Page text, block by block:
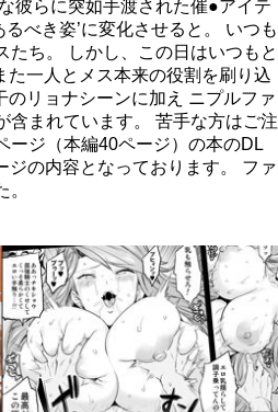
彼らに突如手渡された催●アイテ
べき姿’に変化させると。 いつも
ち。 しかし、この日はいつもと
一人とメス本来の役割を刷り込
リョナシーンに加え ニプルファ
含まれています。 苦手な方はご注
ージ（本編40ページ）の本のDL
ジの内容となっております。 ファ